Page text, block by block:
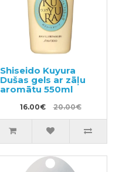
Shiseido Kuyura
Dušas gels ar zāļu
aromātu 550ml
16.00€ 20.00€